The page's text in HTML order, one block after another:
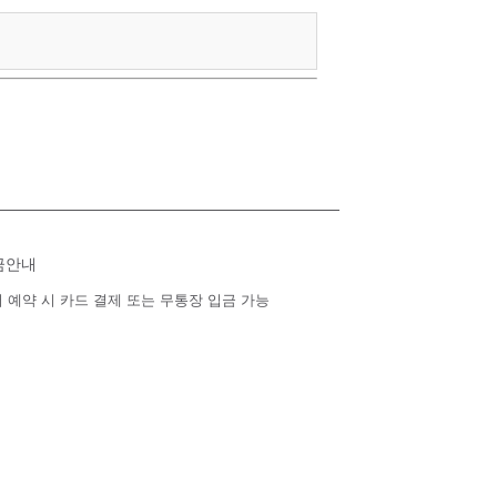
안내
예약 시 카드 결제 또는 무통장 입금 가능